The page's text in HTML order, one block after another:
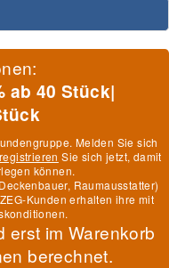
ab 40 Stück|
Melden Sie sich
registrieren Sie sich jetzt, damit
können.
Raumausstatter)
Kunden erhalten ihre mit
erst im Warenkorb
berechnet.